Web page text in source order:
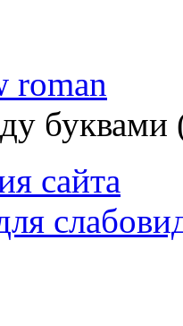
roman
буквами
сайта